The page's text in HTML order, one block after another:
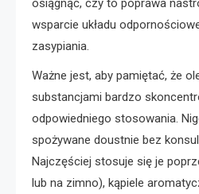
osiągnąć, czy to poprawa
wsparcie układu
zasypiania.
Ważne jest, aby pamiętać, że
substancjami bardzo
odpowiedniego stosowania.
spożywane doustnie bez
Najczęściej stosuje się je
lub na zimno), kąpiele